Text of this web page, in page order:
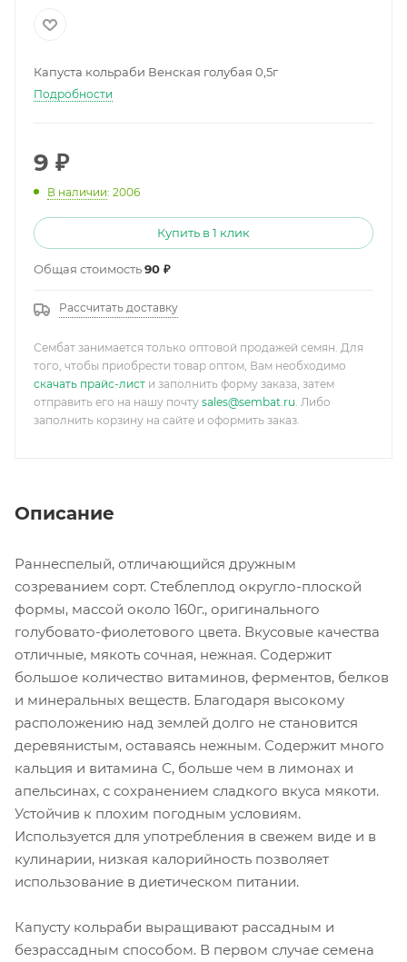
Капуста кольраби Венская голубая 0,5г
Подробности
9 ₽
В наличии: 2006
Купить в 1 клик
Общая стоимость90 ₽
Рассчитать доставку
Сембат занимается только оптовой продажей семян. Для
того, чтобы приобрести товар оптом, Вам необходимо
скачать прайс-лист и заполнить форму заказа, затем
отправить его на нашу почту sales@sembat.ru. Либо
заполнить корзину на сайте и оформить заказ.
Описание
Раннеспелый, отличающийся дружным
созреванием сорт. Стеблеплод округло-плоской
формы, массой около 160г., оригинального
голубовато-фиолетового цвета. Вкусовые качества
отличные, мякоть сочная, нежная. Содержит
большое количество витаминов, ферментов, белков
и минеральных веществ. Благодаря высокому
расположению над землей долго не становится
деревянистым, оставаясь нежным. Содержит много
кальция и витамина С, больше чем в лимонах и
апельсинах, с сохранением сладкого вкуса мякоти.
Устойчив к плохим погодным условиям.
Используется для употребления в свежем виде и в
кулинарии, низкая калорийность позволяет
использование в диетическом питании.
Капусту кольраби выращивают рассадным и
безрассадным способом. В первом случае семена